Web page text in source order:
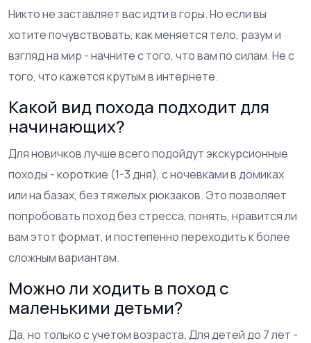
Никто не заставляет вас идти в горы. Но если вы
хотите почувствовать, как меняется тело, разум и
взгляд на мир - начните с того, что вам по силам. Не с
того, что кажется крутым в интернете.
Какой вид похода подходит для
начинающих?
Для новичков лучше всего подойдут экскурсионные
походы - короткие (1-3 дня), с ночевками в домиках
или на базах, без тяжелых рюкзаков. Это позволяет
попробовать поход без стресса, понять, нравится ли
вам этот формат, и постепенно переходить к более
сложным вариантам.
Можно ли ходить в поход с
маленькими детьми?
Да, но только с учетом возраста. Для детей до 7 лет -